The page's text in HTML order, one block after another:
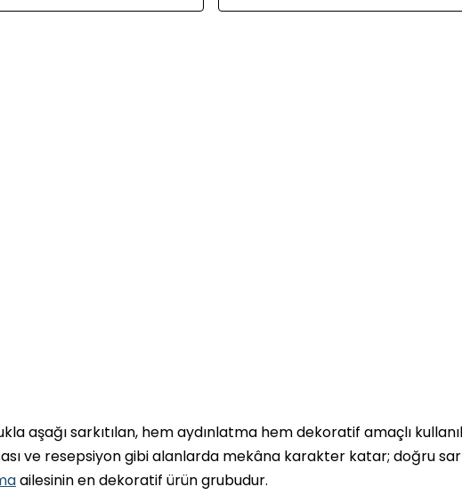
aşağı sarkıtılan, hem aydınlatma hem dekoratif amaçlı
ve resepsiyon gibi alanlarda mekâna karakter katar; doğru
ailesinin en dekoratif ürün grubudur.